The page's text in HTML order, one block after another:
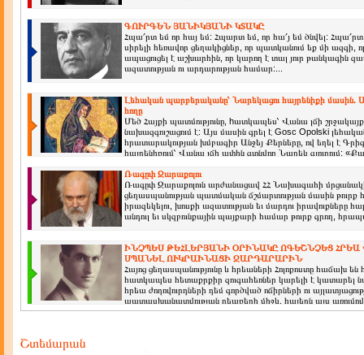
ԳՈՒՐԳԵՆ ՅԱՆԻԿՅԱՆԻ ԿՏԱԿԸ
Հպա՛րտ եմ որ հայ եմ: Հպարտ եմ, որ հա՛յ եմ ծնվել: Հպա՛րտ
սիրելի հեռավոր ցեղակիցներ, որ պատկանում եք մի ազգի,
ապացուցել է աշխարհին, որ կարող է տալ յուր թանկագին
ազատության ու արդարության համար:...
Լեհական պարբերականը՝ Նարեկացու հայրենիքի մասին.
հողը
Մեծ Հայքի պատմությունը, hատկապես՝ Վանա լճի
նախազգուշացում է: Այս մասին գրել է Gosc Opolski
հրատարակության խմբագիր Անջեյ Քերները, ով եղել է
հայրենիքում՝ Վանա լճի ափին գտնվող Նարեկ գյուղում:
Ռագըփ Զարաքոլու
Ռագըփ Զարաքոլուն արժանացավ ՀՀ Նախագահի
ցեղասպանության պատմական ճշմարտության մասին թուրք
իրազեկելու, խոսքի ազատության եւ մարդու իրավուքները
անդուլ եւ սկզբունքային պայքարի համար թուրք գրող,
ԻՆՉՊԵՍ ԹԵՀԼԵՐՅԱՆԻ ՕՐԻՆԱԿԸ ՈԳԵՇՆՉԵՑ
ՍՊԱՆԵԼ ՈՒԿՐԱԻՆԱՑԻ ՋԱՐԴԱՐԱՐԻՆ
Հայոց ցեղասպանությունը և հրեաների Հոլոքոստը հաճախ
հատկապես հետաքրքիր զուգահեռներ կարելի է կատարել
հրեա ժողովուրդների դեմ գործված ոճիրների ու
պատասխանատվության դեպքերի միջև. հայերն այս
Շտեմարան